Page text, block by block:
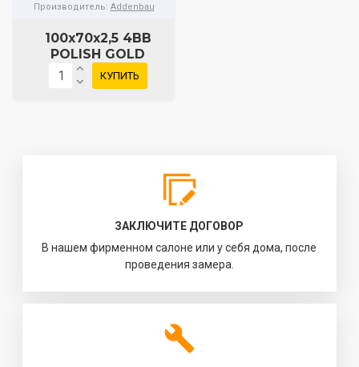
Производитель: Addenbau
100x70x2,5 4BB
POLISH GOLD
КУПИТЬ
ЗАКЛЮЧИТЕ ДОГОВОР
В нашем фирменном салоне или у себя дома, после
проведения замера.